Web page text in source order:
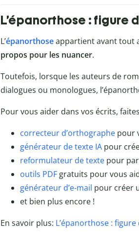
L’épanorthose : figure
L’épanorthoseappartient avant tout
propos pour les nuancer.
Toutefois, lorsque les auteurs de
dialogues ou monologues,
Pour vous aider dans vos écrits,
correcteur d’orthographe pour
générateur de texte IA pour
reformulateur de texte pour
outils PDF gratuits pour vous
générateur d’e-mail pour créer
et bien plus encore !
En savoir plus: L’épanorthose :